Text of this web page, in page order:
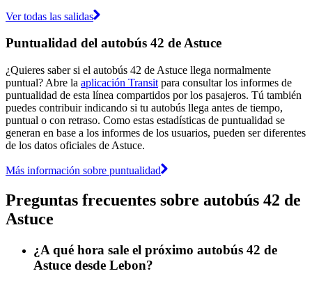
Ver todas las salidas
Puntualidad del autobús 42 de Astuce
¿Quieres saber si el autobús 42 de Astuce llega normalmente
puntual? Abre la aplicación Transit para consultar los informes de
puntualidad de esta línea compartidos por los pasajeros. Tú también
puedes contribuir indicando si tu autobús llega antes de tiempo,
puntual o con retraso. Como estas estadísticas de puntualidad se
generan en base a los informes de los usuarios, pueden ser diferentes
de los datos oficiales de Astuce.
Más información sobre puntualidad
Preguntas frecuentes sobre autobús 42 de
Astuce
¿A qué hora sale el próximo autobús 42 de
Astuce desde Lebon?